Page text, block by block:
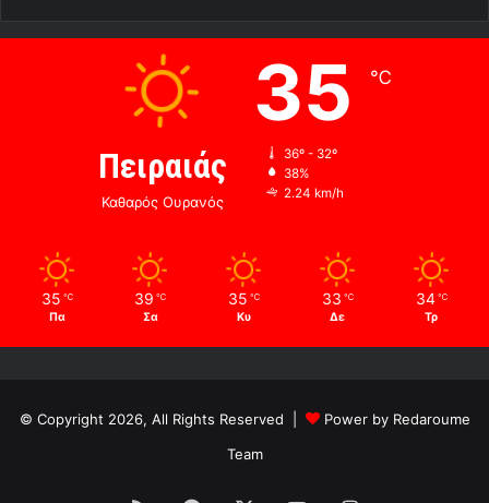
Πειραιάς
Καθαρός Ουρανός
35 ℃
36º - 32º
38%
2.24 km/h
35 ℃
Πα
39 ℃
Σα
35 ℃
Κυ
33 ℃
Δε
34 ℃
Τρ
© Copyright 2026, All Rights Reserved |
Power by Redaroume
Team